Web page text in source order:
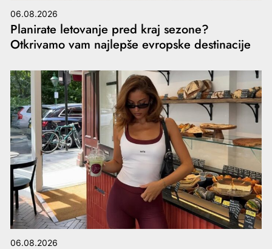
06.08.2026
Planirate letovanje pred kraj sezone?
Otkrivamo vam najlepše evropske destinacije
06.08.2026